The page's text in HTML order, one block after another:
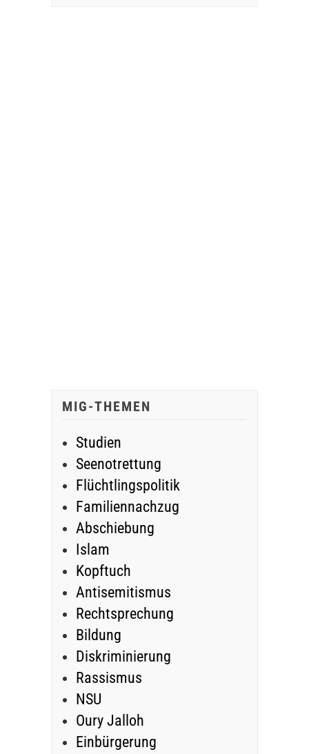
MIG-THEMEN
Studien
Seenotrettung
Flüchtlingspolitik
Familiennachzug
Abschiebung
Islam
Kopftuch
Antisemitismus
Rechtsprechung
Bildung
Diskriminierung
Rassismus
NSU
Oury Jalloh
Einbürgerung